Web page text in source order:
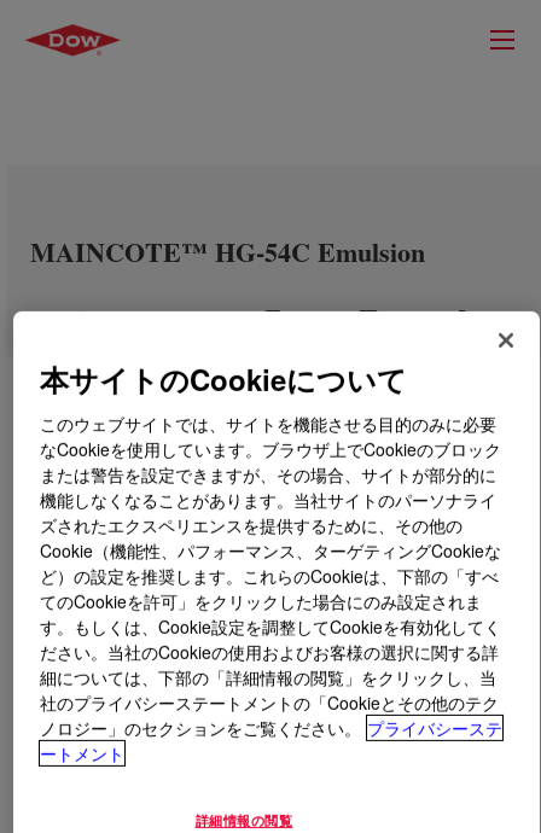
MAINCOTE™ HG-54C Emulsion
とはMAINCOTE™ HG-54C Emulsion?
Water based acrylic emulsion designed as a primer for
metal substrates with outstanding corrosion resistant.
用途
Low VOC industrial maintenance and DIY primers and topcoats
本サイトのCookieについて
このウェブサイトでは、サイトを機能させる目的のみに必要
なCookieを使用しています。ブラウザ上でCookieのブロック
または警告を設定できますが、その場合、サイトが部分的に
機能しなくなることがあります。当社サイトのパーソナライ
ズされたエクスペリエンスを提供するために、その他の
Cookie（機能性、パフォーマンス、ターゲティングCookieな
ど）の設定を推奨します。これらのCookieは、下部の「すべ
てのCookieを許可」をクリックした場合にのみ設定されま
す。もしくは、Cookie設定を調整してCookieを有効化してく
ださい。当社のCookieの使用およびお客様の選択に関する詳
細については、下部の「詳細情報の閲覧」をクリックし、当
社のプライバシーステートメントの「Cookieとその他のテク
ノロジー」のセクションをご覧ください。
プライバシーステ
ートメント
詳細情報の閲覧